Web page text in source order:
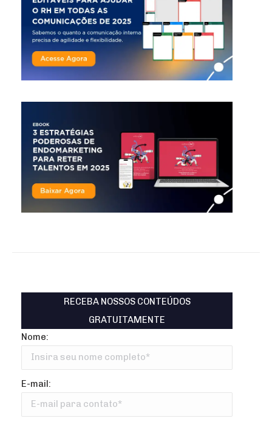
RECEBA NOSSOS CONTEÚDOS
GRATUITAMENTE
Nome:
E-mail: